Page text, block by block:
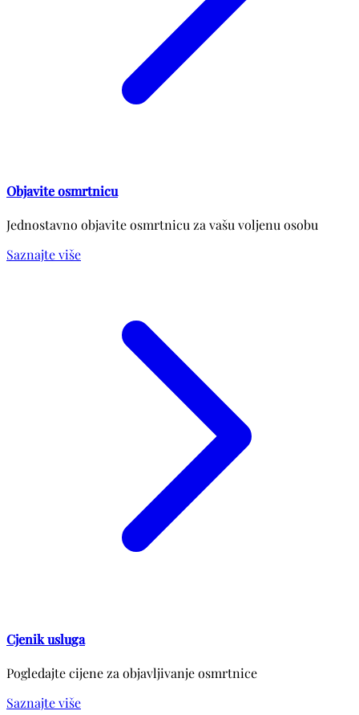
Objavite osmrtnicu
Jednostavno objavite osmrtnicu za vašu voljenu osobu
Saznajte više
Cjenik usluga
Pogledajte cijene za objavljivanje osmrtnice
Saznajte više